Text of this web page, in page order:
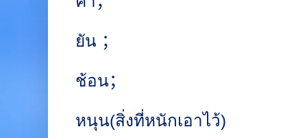
ยัน ；
ช้อน；
หนุน(สิ่งที่หนักเอาไว้)